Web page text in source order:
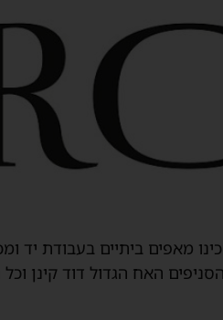
מאפים ביתיים בעבודת יד
הסניפים האח הגדול דוד קינן